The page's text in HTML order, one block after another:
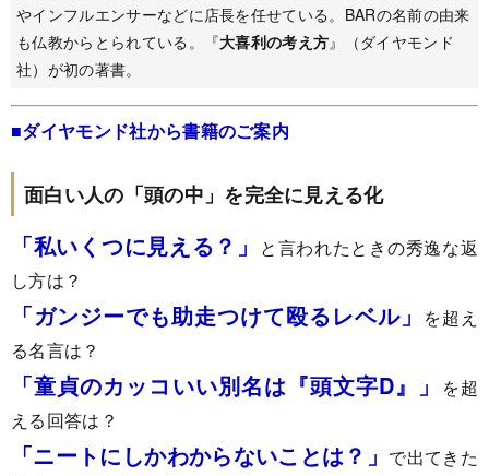
やインフルエンサーなどに店長を任せている。BARの名前の由来
も仏教からとられている。『大喜利の考え方』（ダイヤモンド
社）が初の著書。
■ダイヤモンド社から書籍のご案内
面白い人の「頭の中」を完全に見える化
「私いくつに見える？」
と言われたときの秀逸な返
し方は？
「ガンジーでも助走つけて殴るレベル」
を超え
る名言は？
「童貞のカッコいい別名は『頭文字D』」
を超
える回答は？
「ニートにしかわからないことは？」 で出てきた